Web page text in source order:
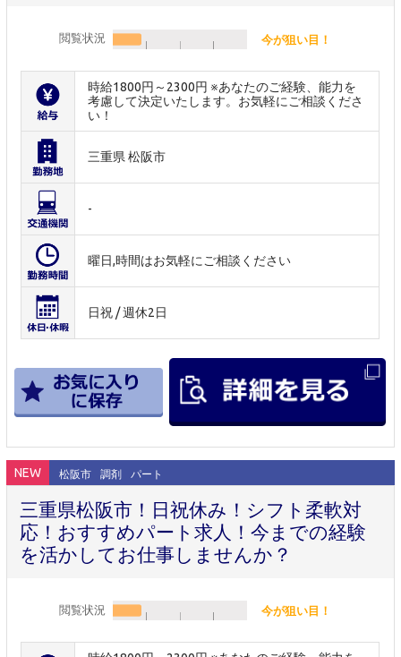
閲覧状況 今が狙い目！
時給1800円～2300円 ※あなたのご経験、能力を
考慮して決定いたします。お気軽にご相談くださ
い！
三重県 松阪市
-
曜日,時間はお気軽にご相談ください
日祝 / 週休2日
NEW 松阪市 調剤 パート
三重県松阪市！日祝休み！シフト柔軟対
応！おすすめパート求人！今までの経験
を活かしてお仕事しませんか？
閲覧状況 今が狙い目！